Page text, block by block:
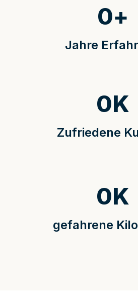
Jahre
0+
Zufriedene
0K
gefahrene
0K